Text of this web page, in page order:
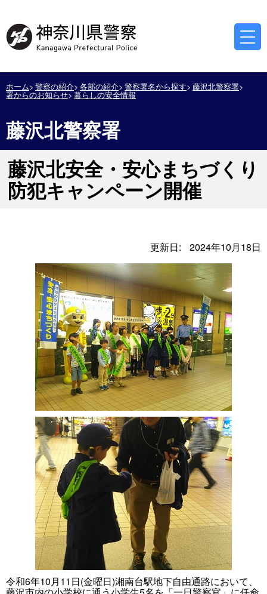
ホーム 警察の紹介 各部の紹介 警察署名から探す 藤沢北警察署
署からのお知らせ 暮らしの安全情報
藤沢北警察署
藤沢北安全・安心まちづくり
防犯キャンペーン開催
更新日: 2024年10月18日
令和6年10月11日(金曜日)湘南台駅地下自由通路において、